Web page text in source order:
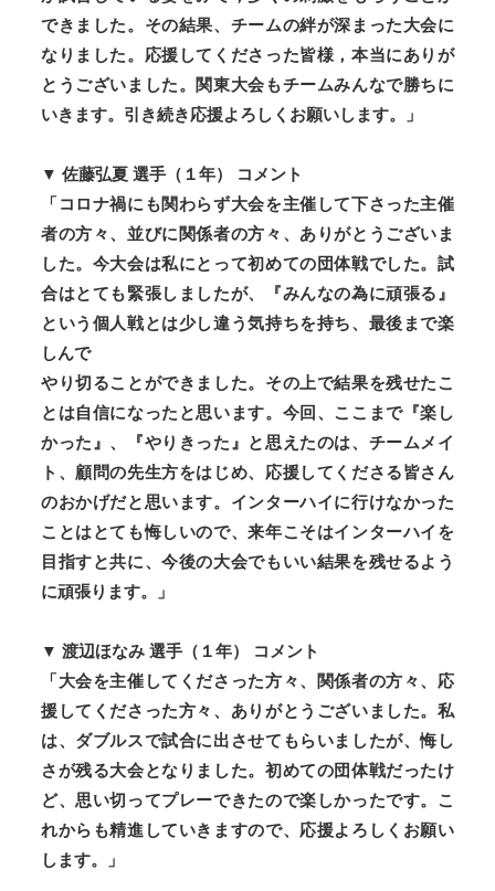
できました。その結果、チームの絆が深まった大会に
なりました。応援してくださった皆様，本当にありが
とうございました。関東大会もチームみんなで勝ちに
いきます。引き続き応援よろしくお願いします。」
▼ 佐藤弘夏 選手（１年） コメント
「コロナ禍にも関わらず大会を主催して下さった主催
者の方々、並びに関係者の方々、ありがとうございま
した。今大会は私にとって初めての団体戦でした。試
合はとても緊張しましたが、『みんなの為に頑張る』
という個人戦とは少し違う気持ちを持ち、最後まで楽
しんで
やり切ることができました。その上で結果を残せたこ
とは自信になったと思います。 今回、ここまで『楽し
かった』、『やりきった』と思えたのは、チームメイ
ト、顧問の先生方をはじめ、応援してくださる皆さん
のおかげだと思います。インターハイに行けなかった
こ とはとても悔しいので、来年こそはインターハイを
目指すと共に、今後の大会でもいい結果を残せるよう
に頑張ります。」
▼ 渡辺ほなみ 選手（１年） コメント
「大会を主催してくださった方々、関係者の方々、応
援してくださった方々、ありがとうございました。私
は、ダブルスで試合に出させてもらいましたが、悔し
さが残る大会となりました。初めての団体戦だったけ
ど、思い切ってプレーできたので楽しかったです。こ
れからも精進していきますので、応援よろしくお願い
します。」